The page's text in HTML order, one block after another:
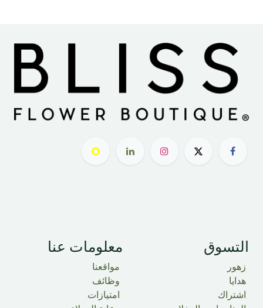
التسوق
زهور
هدايا
اشتراك
معلومات عنا
مواقعنا
وظائف
امتيازات